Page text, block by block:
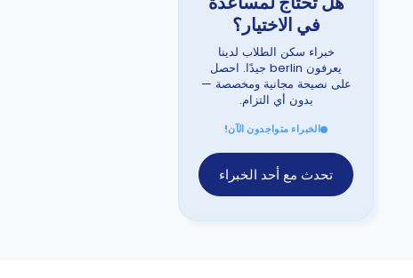
في الاختيار؟
خبراء سكن الطلاب لدينا
يعرفون berlin جيدًا. احصل
على نصيحة مجانية ومخصصة —
بدون أي التزام.
الخبراء متواجدون الآن!
تحدث مع أحد الخبراء